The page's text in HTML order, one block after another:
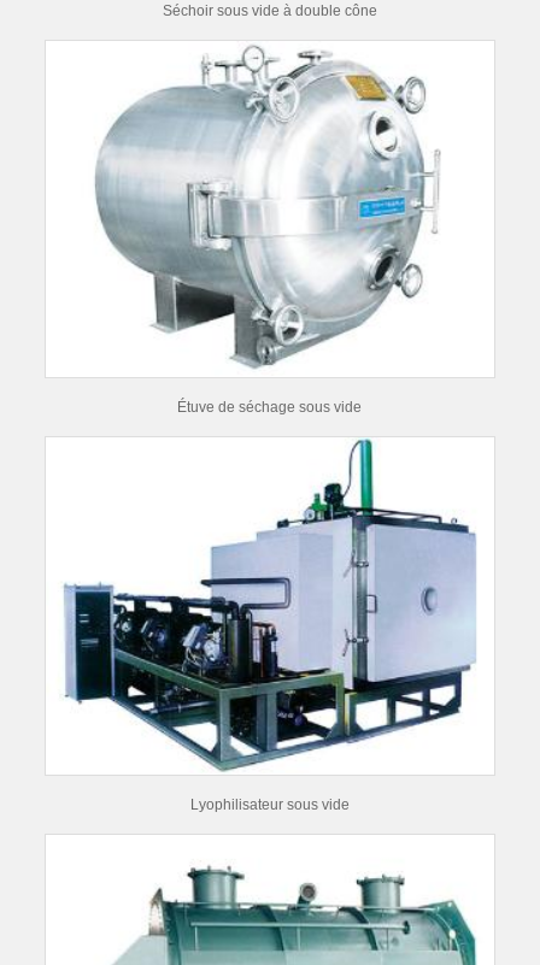
Séchoir sous vide à double cône
Étuve de séchage sous vide
Lyophilisateur sous vide